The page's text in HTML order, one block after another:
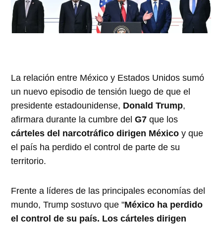
La relación entre México y Estados Unidos sumó
un nuevo episodio de tensión luego de que el
presidente estadounidense, Donald Trump,
afirmara durante la cumbre delG7 que los
cárteles del narcotráfico dirigen México y que
el país ha perdido el control de parte de su
territorio.
Frente a líderes de las principales economías del
mundo, Trump sostuvo que "México ha perdido
el control de su país. Los cárteles dirigen